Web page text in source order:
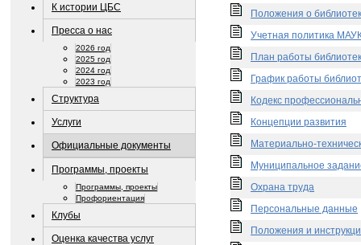
К истории ЦБС
Пресса о нас
2026 год
2025 год
2024 год
2023 год
Структура
Услуги
Официальные документы
Программы, проекты
Программы, проекты
Профориентация
Клубы
Оценка качества услуг
Положения о
Учетная политика
План работы
График работы
Кодекс
Концепции развития
Материально-
Муниципальное
Охрана труда
Персональные данные
Положения и